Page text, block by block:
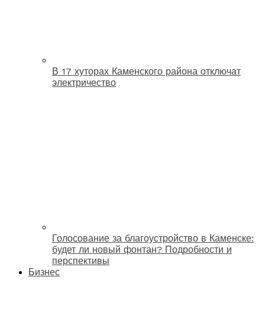
В 17 хуторах Каменского района отключат
электричество
Голосование за благоустройство в Каменске:
будет ли новый фонтан? Подробности и
перспективы
Бизнес